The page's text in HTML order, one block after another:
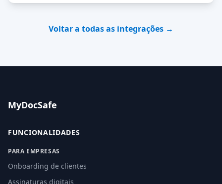
Voltar a todas as integrações →
MyDocSafe
FUNCIONALIDADES
PARA EMPRESAS
Onboarding de clientes
Assinaturas digitais